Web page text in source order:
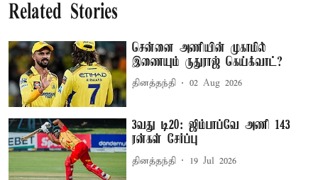
Related Stories
சென்னை அணியின் முகாமில்
இணையும் ருதுராஜ் கெய்க்வாட்?
தினத்தந்தி 02 Aug 2026
3வது டி20: ஜிம்பாப்வே அணி 143
ரன்கள் சேர்ப்பு
தினத்தந்தி 19 Jul 2026